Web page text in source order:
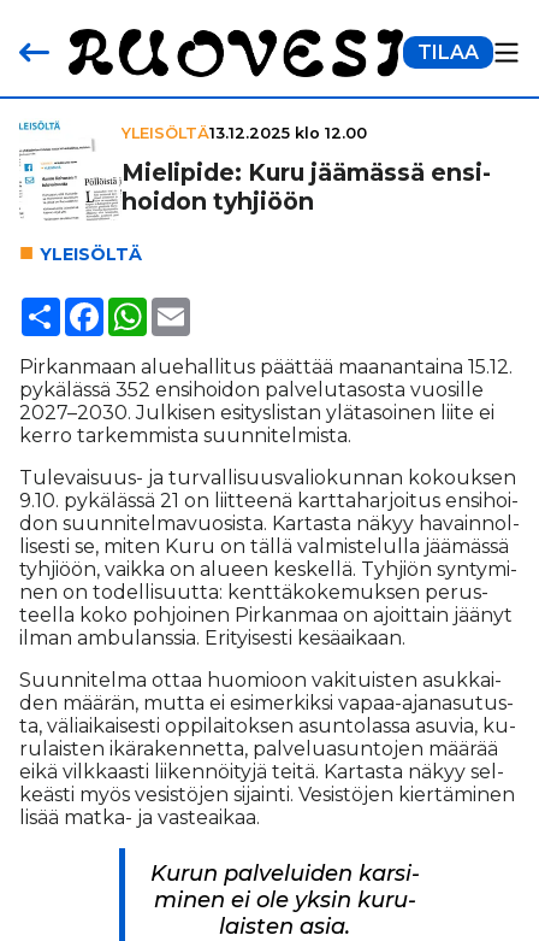
TILAA
YLEISÖLTÄ13.12.2025 klo 12.00
Mielipide: Kuru jäämässä ensi­
hoi­don tyhjiöön
YLEI­SÖL­TÄ
Share FacebookWhatsApp
Pir­kan­maan alu­e­hal­li­tus päät­tää maa­nan­tai­na 15.12.
py­kä­läs­sä 352 en­si­hoi­don pal­ve­lu­ta­sos­ta vuo­sil­le
2027–2030. Jul­ki­sen esi­tys­lis­tan ylä­ta­soi­nen lii­te ei
ker­ro tar­kem­mis­ta suun­ni­tel­mis­ta.
Tu­le­vai­suus- ja tur­val­li­suus­va­li­o­kun­nan ko­kouk­sen
9.10. py­kä­läs­sä 21 on liit­tee­nä kart­ta­har­joi­tus en­si­hoi­
don suun­ni­tel­ma­vuo­sis­ta. Kar­tas­ta nä­kyy ha­vain­nol­
li­ses­ti se, mi­ten Kuru on täl­lä val­mis­te­lul­la jää­mäs­sä
tyh­ji­öön, vaik­ka on alu­een kes­kel­lä. Tyh­ji­ön syn­ty­mi­
nen on to­del­li­suut­ta: kent­tä­ko­ke­muk­sen pe­rus­
teel­la koko poh­joi­nen Pir­kan­maa on ajoit­tain jää­nyt
il­man am­bu­lans­sia. Eri­tyi­ses­ti ke­sä­ai­kaan.
Suun­ni­tel­ma ot­taa huo­mi­oon va­ki­tuis­ten asuk­kai­
den mää­rän, mut­ta ei esi­mer­kik­si va­paa-aja­na­su­tus­
ta, vä­li­ai­kai­ses­ti op­pi­lai­tok­sen asun­to­las­sa asu­via, ku­
ru­lais­ten ikä­ra­ken­net­ta, pal­ve­lu­a­sun­to­jen mää­rää
ei­kä vilk­kaas­ti lii­ken­nöi­ty­jä tei­tä. Kar­tas­ta nä­kyy sel­
ke­äs­ti myös ve­sis­tö­jen si­jain­ti. Ve­sis­tö­jen kier­tä­mi­nen
li­sää mat­ka- ja vas­te­ai­kaa.
Ku­run pal­ve­lui­den kar­si­
mi­nen ei ole yk­sin ku­ru­
lais­ten asia.